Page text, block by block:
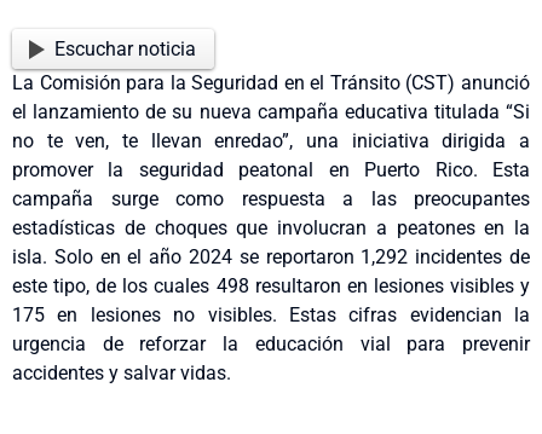
Escuchar noticia
La Comisión para la Seguridad en el Tránsito (CST) anunció
el lanzamiento de su nueva campaña educativa titulada “Si
no te ven, te llevan enredao”, una iniciativa dirigida a
promover la seguridad peatonal en Puerto Rico. Esta
campaña surge como respuesta a las preocupantes
estadísticas de choques que involucran a peatones en la
isla. Solo en el año 2024 se reportaron 1,292 incidentes de
este tipo, de los cuales 498 resultaron en lesiones visibles y
175 en lesiones no visibles. Estas cifras evidencian la
urgencia de reforzar la educación vial para prevenir
accidentes y salvar vidas.